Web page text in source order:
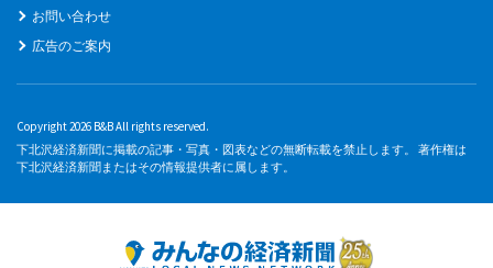
お問い合わせ
広告のご案内
Copyright 2026 B&B All rights reserved.
下北沢経済新聞に掲載の記事・写真・図表などの無断転載を禁止します。 著作権は
下北沢経済新聞またはその情報提供者に属します。